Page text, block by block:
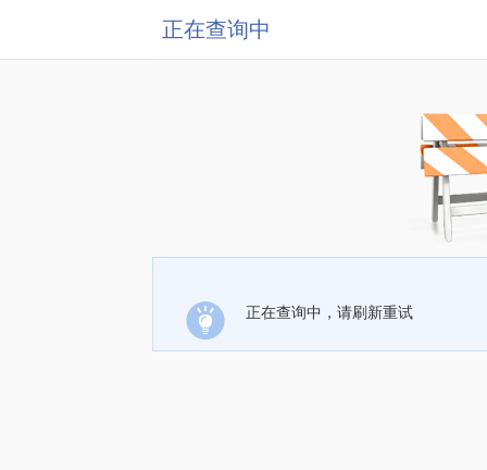
正在查询中
正在查询中，请刷新重试